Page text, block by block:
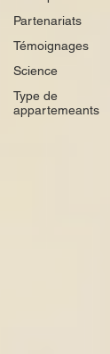
Partenariats
Témoignages
Science
Type de
appartemeants